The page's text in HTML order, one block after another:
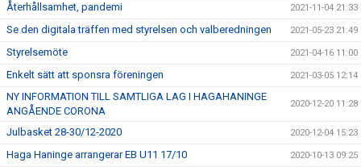
Återhållsamhet, pandemi 2021-11-04 21:33
Se den digitala träffen med styrelsen och valberedningen 2021-05-23 21:49
Styrelsemöte 2021-04-16 11:00
Enkelt sätt att sponsra föreningen 2021-03-05 12:14
NY INFORMATION TILL SAMTLIGA LAG I HAGAHANINGE
ANGÅENDE CORONA
2020-12-20 11:28
Julbasket 28-30/12-2020 2020-12-04 15:23
Haga Haninge arrangerar EB U11 17/10 2020-10-13 09:25